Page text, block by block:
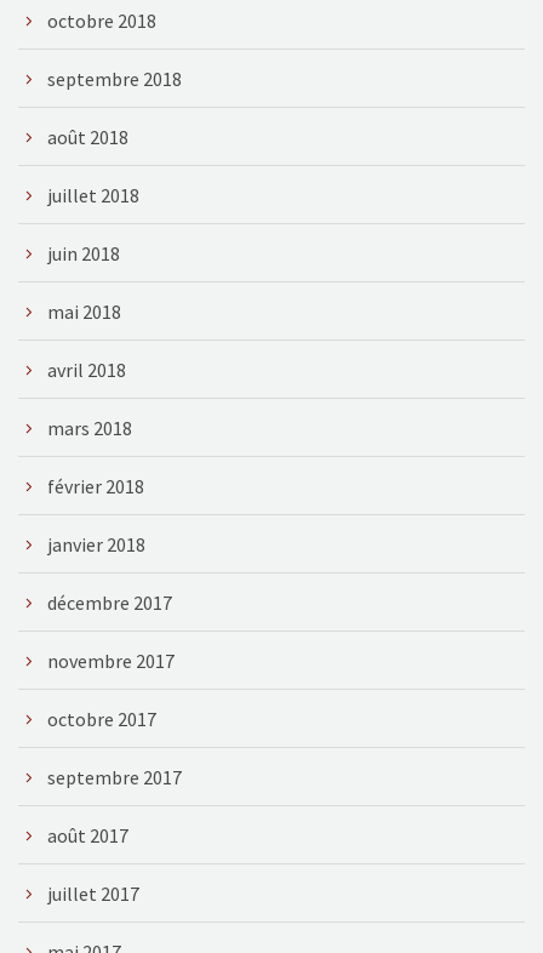
octobre 2018
septembre 2018
août 2018
juillet 2018
juin 2018
mai 2018
avril 2018
mars 2018
février 2018
janvier 2018
décembre 2017
novembre 2017
octobre 2017
septembre 2017
août 2017
juillet 2017